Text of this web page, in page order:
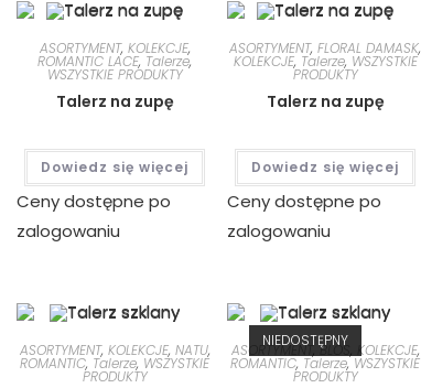
ASORTYMENT, KOLEKCJE,
ROMANTIC LACE, Talerze,
WSZYSTKIE PRODUKTY
Talerz na zupę
Dowiedz się więcej
Ceny dostępne po
zalogowaniu
ASORTYMENT,FLORAL DAMASK,
KOLEKCJE, Talerze, WSZYSTKIE
PRODUKTY
Talerz na zupę
Dowiedz się więcej
Ceny dostępne po
zalogowaniu
ASORTYMENT, KOLEKCJE, NATU,
ROMANTIC, Talerze, WSZYSTKIE
PRODUKTY
NIEDOSTĘPNY
ASORTYMENT ,BLOS , KOLEKCJE,
ROMANTIC, Talerze, WSZYSTKIE
PRODUKTY